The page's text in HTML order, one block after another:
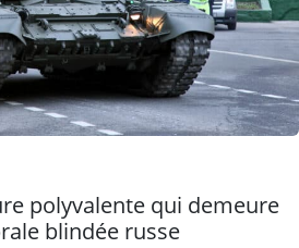
polyvalente qui demeure
blindée russe